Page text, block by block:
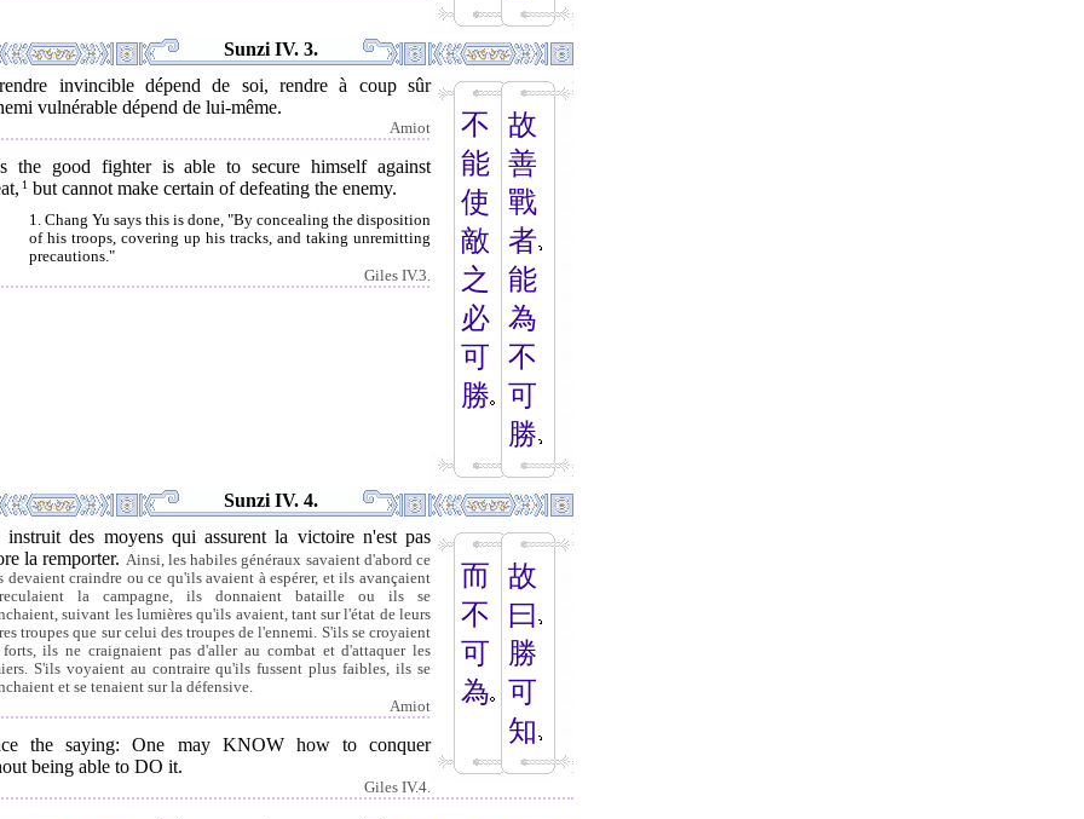
Sunzi IV. 3.
不
能
使
敵
之
必
可
勝
故
善
戰
者
能
為
不
可
勝
invincible dépend de soi, rendre à coup sûr
vulnérable dépend de lui-même.
Amiot
the good fighter is able to secure himself against
1 but cannot make certain of defeating the enemy.
1. Chang Yu says this is done, "By concealing the disposition
of his troops, covering up his tracks, and taking unremitting
precautions."
Giles IV.3.
Sunzi IV. 4.
而
不
可
為
故
曰
勝
可
知
instruit des moyens qui assurent la victoire n'est pas
la remporter. Ainsi, les habiles généraux savaient d'abord ce
devaient craindre ou ce qu'ils avaient à espérer, et ils avançaient
la campagne, ils donnaient bataille ou ils se
suivant les lumières qu'ils avaient, tant sur l'état de leurs
troupes que sur celui des troupes de l'ennemi. S'ils se croyaient
ils ne craignaient pas d'aller au combat et d'attaquer les
S'ils voyaient au contraire qu'ils fussent plus faibles, ils se
et se tenaient sur la défensive.
Amiot
the saying: One may KNOW how to conquer
being able to DO it.
Giles IV.4.